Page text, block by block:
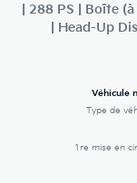
| 288 PS | Boîte
| Head-Up
Véhicule
Type de
1re mise en